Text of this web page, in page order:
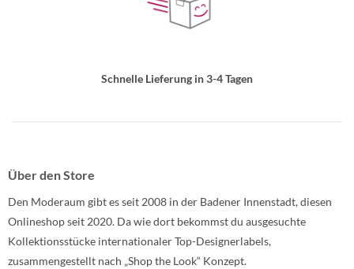
Schnelle Lieferung in 3-4 Tagen
Über den Store
Den Moderaum gibt es seit 2008 in der Badener Innenstadt, diesen
Onlineshop seit 2020. Da wie dort bekommst du ausgesuchte
Kollektionsstücke internationaler Top-Designerlabels,
zusammengestellt nach „Shop the Look“ Konzept.